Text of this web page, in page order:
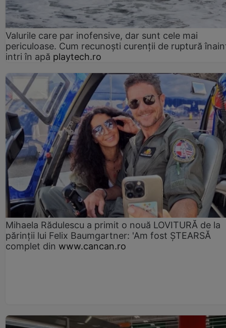
Valurile care par inofensive, dar sunt cele mai
periculoase. Cum recunoști curenții de ruptură
intri în apă playtech.ro
Mihaela Rădulescu a primit o nouă LOVITURĂ de la
părinții lui Felix Baumgartner: 'Am fost ȘTEARSĂ
complet din www.cancan.ro